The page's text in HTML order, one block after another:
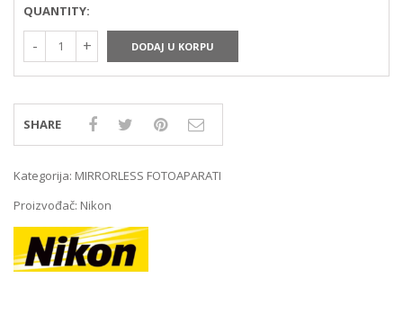
QUANTITY:
DODAJ U KORPU
SHARE
Kategorija: MIRRORLESS FOTOAPARATI
Proizvođač: Nikon